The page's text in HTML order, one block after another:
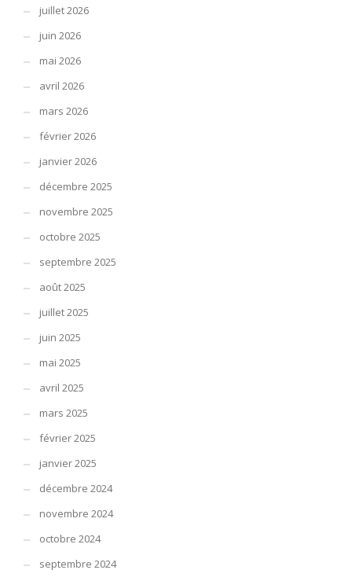
juillet 2026
juin 2026
mai 2026
avril 2026
mars 2026
février 2026
janvier 2026
décembre 2025
novembre 2025
octobre 2025
septembre 2025
août 2025
juillet 2025
juin 2025
mai 2025
avril 2025
mars 2025
février 2025
janvier 2025
décembre 2024
novembre 2024
octobre 2024
septembre 2024